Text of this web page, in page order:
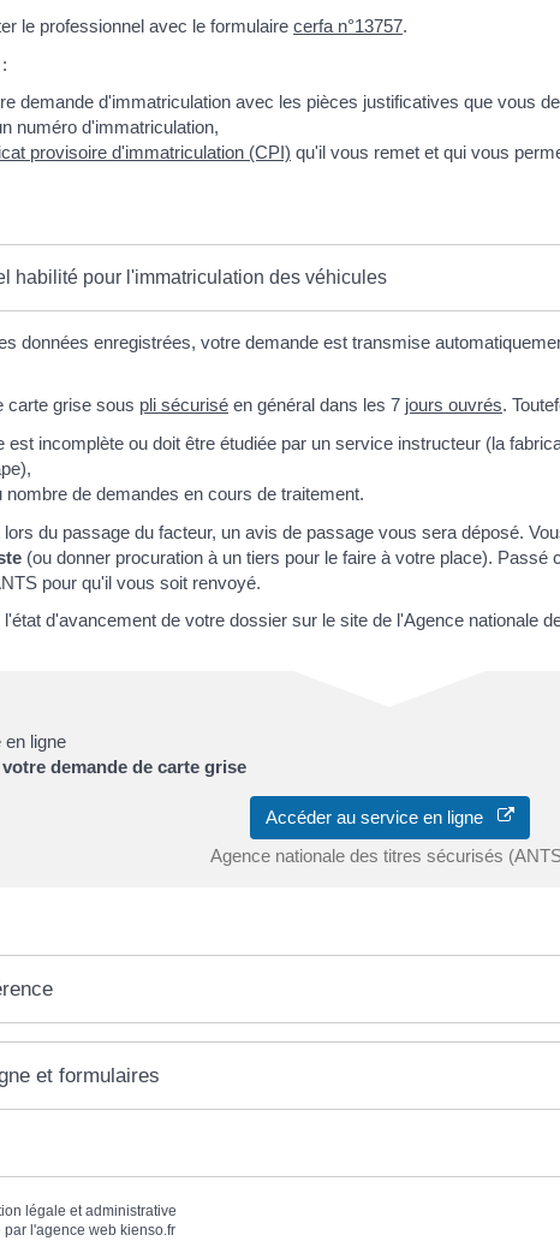
le professionnel avec le formulaire cerfa n°13757.
demande d'immatriculation avec les pièces justificatives que vous
numéro d'immatriculation,
provisoire d'immatriculation (CPI) qu'il vous remet et qui vous
habilité pour l'immatriculation des véhicules
données enregistrées, votre demande est transmise
carte grise sous pli sécurisé en général dans les 7 jours ouvrés.
est incomplète ou doit être étudiée par un service instructeur (la
nombre de demandes en cours de traitement.
du passage du facteur, un avis de passage vous sera déposé.
(ou donner procuration à un tiers pour le faire à votre place). Passé
pour qu'il vous soit renvoyé.
d'avancement de votre dossier sur le site de l'Agence nationale
en ligne
demande de carte grise
Accéder au service en ligne
Agence nationale des titres sécurisés
et formulaires
légale et administrative
par l'agence web kienso.fr